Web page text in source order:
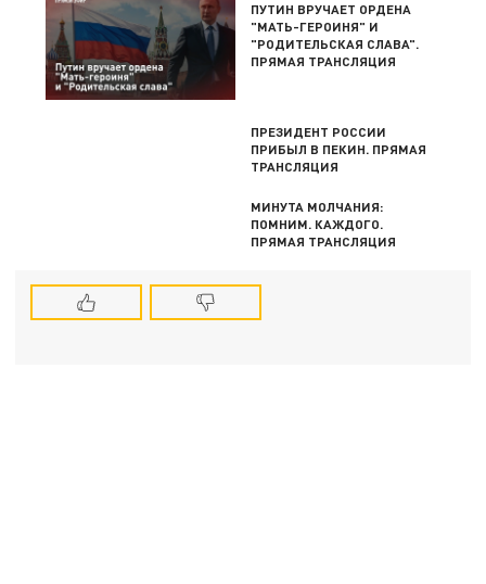
ПУТИН ВРУЧАЕТ ОРДЕНА
"МАТЬ-ГЕРОИНЯ" И
"РОДИТЕЛЬСКАЯ СЛАВА".
ПРЯМАЯ ТРАНСЛЯЦИЯ
ПРЕЗИДЕНТ РОССИИ
ПРИБЫЛ В ПЕКИН. ПРЯМАЯ
ТРАНСЛЯЦИЯ
МИНУТА МОЛЧАНИЯ:
ПОМНИМ. КАЖДОГО.
ПРЯМАЯ ТРАНСЛЯЦИЯ